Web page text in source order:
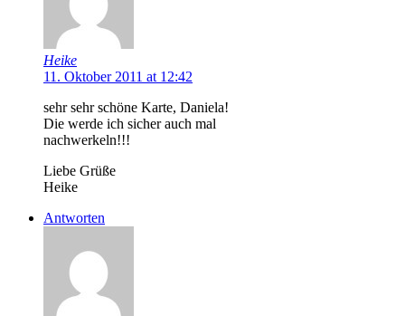
Heike
11. Oktober 2011 at 12:42
sehr sehr schöne Karte, Daniela!
Die werde ich sicher auch mal
nachwerkeln!!!
Liebe Grüße
Heike
Antworten